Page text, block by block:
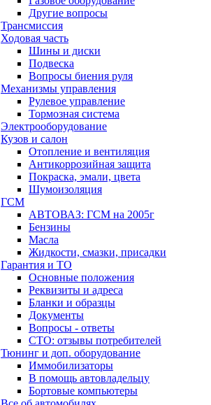
Другие вопросы
Трансмиссия
Ходовая часть
Шины и диски
Подвеска
Вопросы биения руля
Механизмы управления
Рулевое управление
Тормозная система
Электрооборудование
Кузов и салон
Отопление и вентиляция
Антикоррозийная защита
Покраска, эмали, цвета
Шумоизоляция
ГСМ
АВТОВАЗ: ГСМ на 2005г
Бензины
Масла
Жидкости, смазки, присадки
Гарантия и ТО
Основные положения
Реквизиты и адреса
Бланки и образцы
Документы
Вопросы - ответы
СТО: отзывы потребителей
Тюнинг и доп. оборудование
Иммобилизаторы
В помощь автовладельцу
Бортовые компьютеры